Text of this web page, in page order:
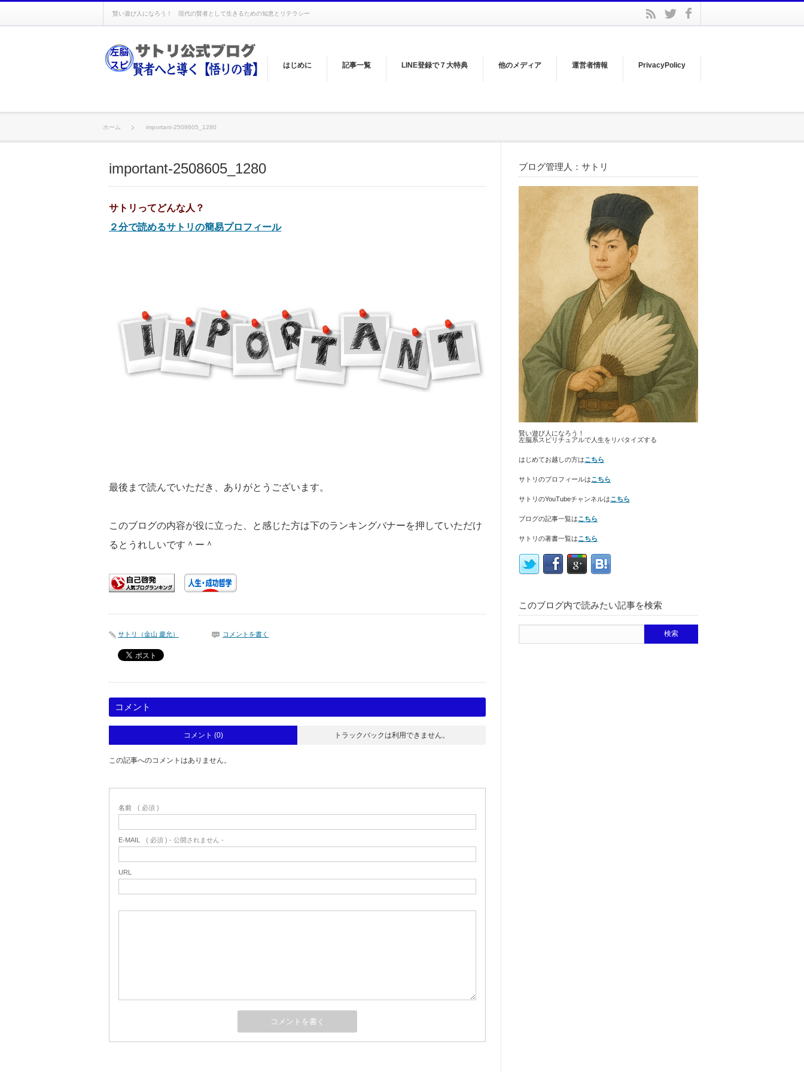
賢い遊び人になろう！ 現代の賢者として生きるための知恵とリテラシー
はじめに 記事一覧 LINE登録で７大特典 他のメディア 運営者情報 PrivacyPolicy
rss twitter
ホーム important-2508605_1280
important-2508605_1280
サトリってどんな人？
２分で読めるサトリの簡易プロフィール
最後まで読んでいただき、ありがとうございます。
このブログの内容が役に立った、と感じた方は下のランキングバナーを押していただけ
るとうれしいです＾ー＾
サトリ（金山 慶允） コメントを書く
コメント
コメント (0) トラックバックは利用できません。
この記事へのコメントはありません。
名前 ( 必須 )
E-MAIL ( 必須 ) - 公開されません -
URL
ブログ管理人：サトリ
賢い遊び人になろう！
左脳系スピリチュアルで人生をリバタイズする
はじめてお越しの方はこちら
サトリのプロフィールはこちら
サトリのYouTubeチャンネルはこちら
ブログの記事一覧はこちら
サトリの著書一覧はこちら
このブログ内で読みたい記事を検索